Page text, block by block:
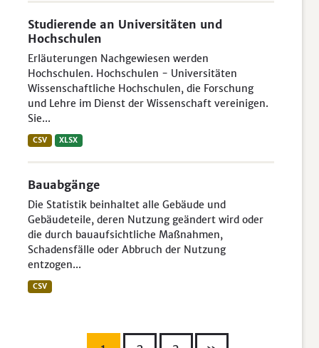
Studierende an Universitäten und
Hochschulen
Erläuterungen Nachgewiesen werden
Hochschulen. Hochschulen - Universitäten
Wissenschaftliche Hochschulen, die Forschung
und Lehre im Dienst der Wissenschaft vereinigen.
Sie...
CSV XLSX
Bauabgänge
Die Statistik beinhaltet alle Gebäude und
Gebäudeteile, deren Nutzung geändert wird oder
die durch bauaufsichtliche Maßnahmen,
Schadensfälle oder Abbruch der Nutzung
entzogen...
CSV